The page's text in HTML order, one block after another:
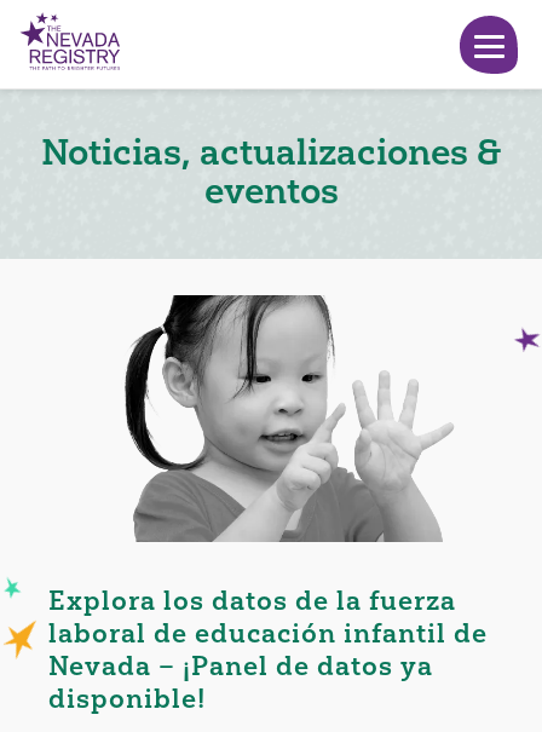
Noticias, actualizaciones &
eventos
Explora los datos de la fuerza
laboral de educación infantil de
Nevada – ¡Panel de datos ya
disponible!